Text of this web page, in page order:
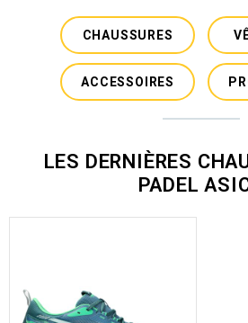
CHAUSSURES
ACCESSOIRES
LES DERNIÈRES
PADEL